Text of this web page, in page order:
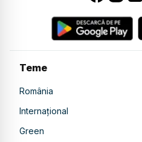
Teme
România
Internațional
Green